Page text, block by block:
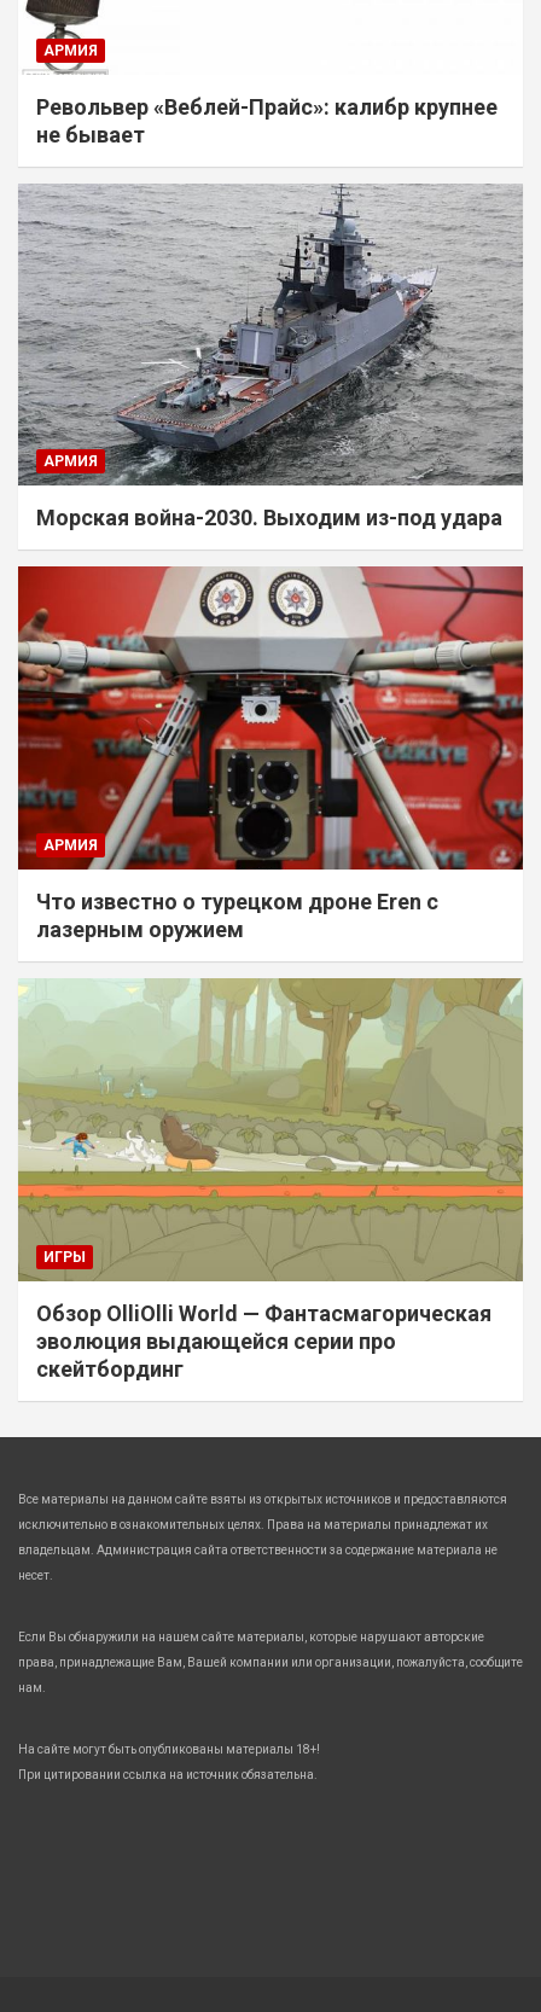
АРМИЯ
Револьвер «Веблей-Прайс»: калибр крупнее
не бывает
АРМИЯ
Морская война-2030. Выходим из-под удара
АРМИЯ
Что известно о турецком дроне Eren с
лазерным оружием
ИГРЫ
Обзор OlliOlli World — Фантасмагорическая
эволюция выдающейся серии про
скейтбординг
Все материалы на данном сайте взяты из открытых источников и предоставляются
исключительно в ознакомительных целях. Права на материалы принадлежат их
владельцам. Администрация сайта ответственности за содержание материала не
несет.
Если Вы обнаружили на нашем сайте материалы, которые нарушают авторские
права, принадлежащие Вам, Вашей компании или организации, пожалуйста, сообщите
нам.
На сайте могут быть опубликованы материалы 18+!
При цитировании ссылка на источник обязательна.